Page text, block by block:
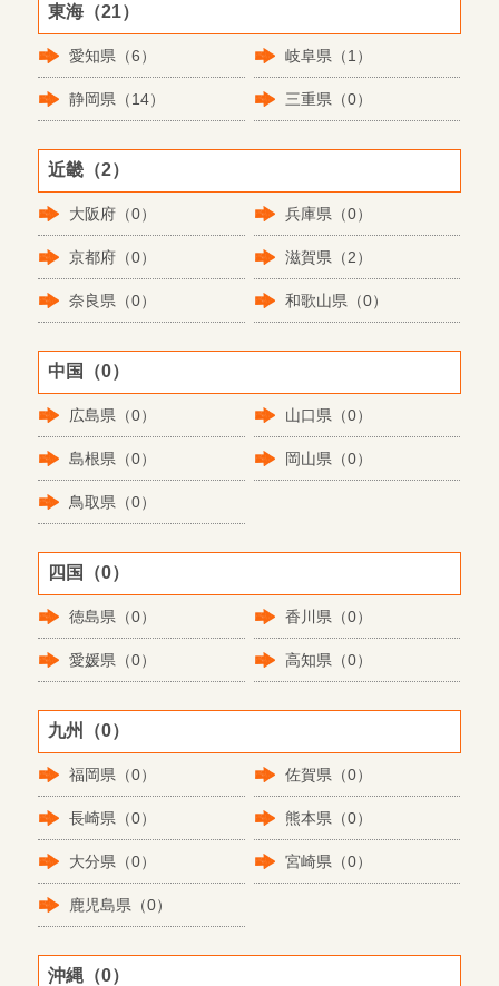
東海（21）
愛知県（6） 岐阜県（1）
静岡県（14） 三重県（0）
近畿（2）
大阪府（0） 兵庫県（0）
京都府（0） 滋賀県（2）
奈良県（0） 和歌山県（0）
中国（0）
広島県（0） 山口県（0）
島根県（0） 岡山県（0）
鳥取県（0）
四国（0）
徳島県（0） 香川県（0）
愛媛県（0） 高知県（0）
九州（0）
福岡県（0） 佐賀県（0）
長崎県（0） 熊本県（0）
大分県（0） 宮崎県（0）
鹿児島県（0）
沖縄（0）